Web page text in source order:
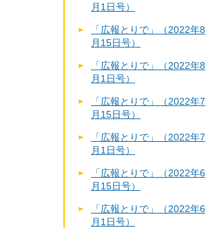
月1日号）
「広報とりで」（2022年8
月15日号）
「広報とりで」（2022年8
月1日号）
「広報とりで」（2022年7
月15日号）
「広報とりで」（2022年7
月1日号）
「広報とりで」（2022年6
月15日号）
「広報とりで」（2022年6
月1日号）